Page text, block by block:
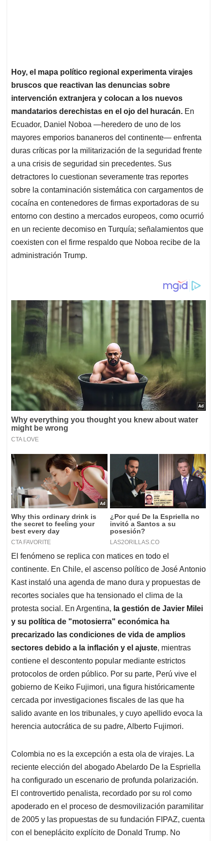
Hoy, el mapa político regional experimenta virajes
bruscos que reactivan las denuncias sobre
intervención extranjera y colocan a los nuevos
mandatarios derechistas en el ojo del huracán. En
Ecuador, Daniel Noboa —heredero de uno de los
mayores emporios bananeros del continente— enfrenta
duras críticas por la militarización de la seguridad frente
a una crisis de seguridad sin precedentes. Sus
detractores lo cuestionan severamente tras reportes
sobre la contaminación sistemática con cargamentos de
cocaína en contenedores de firmas exportadoras de su
entorno con destino a mercados europeos, como ocurrió
en un reciente decomiso en Turquía; señalamientos que
coexisten con el firme respaldo que Noboa recibe de la
administración Trump.
El fenómeno se replica con matices en todo el
continente. En Chile, el ascenso político de José Antonio
Kast instaló una agenda de mano dura y propuestas de
recortes sociales que ha tensionado el clima de la
protesta social. En Argentina, la gestión de Javier Milei
y su política de "motosierra" económica ha
precarizado las condiciones de vida de amplios
sectores debido a la inflación y el ajuste, mientras
contiene el descontento popular mediante estrictos
protocolos de orden público. Por su parte, Perú vive el
gobierno de Keiko Fujimori, una figura históricamente
cercada por investigaciones fiscales de las que ha
salido avante en los tribunales, y cuyo apellido evoca la
herencia autocrática de su padre, Alberto Fujimori.
Colombia no es la excepción a esta ola de virajes. La
reciente elección del abogado Abelardo De la Espriella
ha configurado un escenario de profunda polarización.
El controvertido penalista, recordado por su rol como
apoderado en el proceso de desmovilización paramilitar
de 2005 y las propuestas de su fundación FIPAZ, cuenta
con el beneplácito explícito de Donald Trump. No